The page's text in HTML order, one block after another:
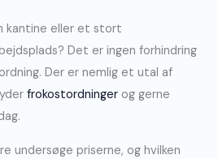
kantine eller et stort
Det er ingen forhindring
Der er nemlig et utal af
frokostordninger og gerne
undersøge priserne, og hvilken